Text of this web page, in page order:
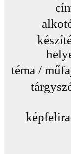
téma /